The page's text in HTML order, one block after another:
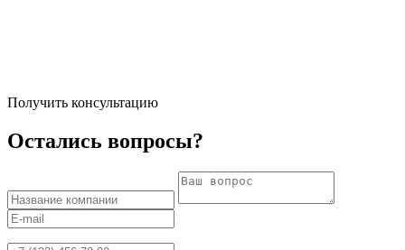
Получить консультацию
Остались вопросы?